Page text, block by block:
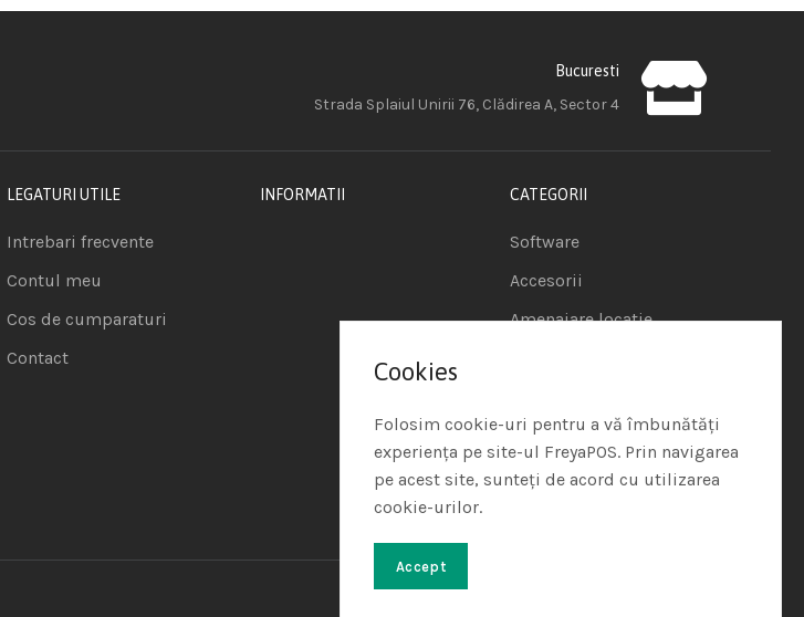
Bucuresti
Strada Splaiul Unirii 76, Clădirea A, Sector 4
LEGATURI UTILE
Intrebari frecvente
Contul meu
Cos de cumparaturi
Contact
INFORMATII CATEGORII
Software
Accesorii
Amenajare locatie
Politica de Cookie
Protectia Datelor cu
Cookies
Folosim cookie-uri pentru a vă îmbunătăți
experiența pe site-ul FreyaPOS. Prin navigarea
pe acest site, sunteți de acord cu utilizarea
cookie-urilor.
Accept